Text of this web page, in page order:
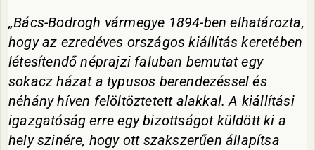
„Bács-Bodrogh vármegye 1894-ben elhatározta,
hogy az ezredéves országos kiállítás keretében
létesítendő néprajzi faluban bemutat egy
sokacz házat a typusos berendezéssel és
néhány híven felöltöztetett alakkal. A kiállítási
igazgatóság erre egy bizottságot küldött ki a
hely szinére, hogy ott szakszerűen állapítsa